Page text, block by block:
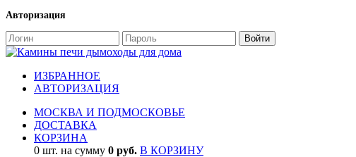
Авторизация
ИЗБРАННОЕ
АВТОРИЗАЦИЯ
МОСКВА И ПОДМОСКОВЬЕ
ДОСТАВКА
КОРЗИНА
0 шт. на сумму 0 руб. В КОРЗИНУ